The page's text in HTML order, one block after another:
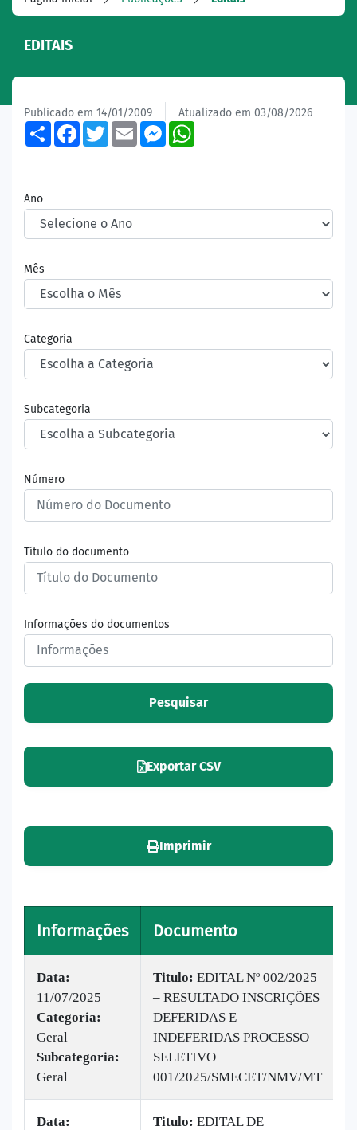
EDITAIS
Publicado em 14/01/2009 Atualizado em 03/08/2026
ShareFacebook
TwitterEmailMessenger
Ano
Mês
Categoria
Subcategoria
Número
Título do documento
Informações do documentos
Pesquisar
Exportar CSV
Imprimir
Informações Documento
Data:
11/07/2025
Categoria:
Geral
Subcategoria:
Geral
Titulo: EDITAL Nº 002/2025
– RESULTADO INSCRIÇÕES
DEFERIDAS E
INDEFERIDAS PROCESSO
SELETIVO
001/2025/SMECET/NMV/MT
Data:
Titulo: EDITAL DE